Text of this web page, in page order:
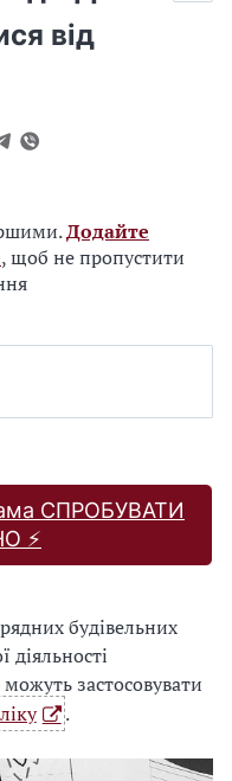
від
Додайте
, щоб не пропустити
СПРОБУВАТИ
⚡️
будівельних
діяльності
застосовувати
.